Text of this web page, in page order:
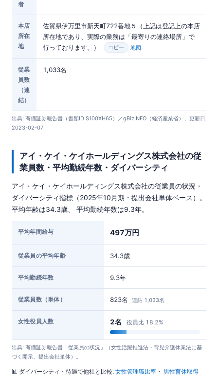
者
本店
所在
地
佐賀県伊万里市新天町722番地５（上記は登記上の本店
所在地であり、実際の業務は「最寄りの連絡場所」で
行っております。）
コピー 地図
従業
員数
（連
結）
1,033名
出典: 有価証券報告書（書類ID S100XH65）／gBizINFO（経済産業省）、更新日
2023-02-07
アイ・ケイ・ケイホールディングス株式会社の従
業員数・平均勤続年数・ダイバーシティ
アイ・ケイ・ケイホールディングス株式会社の従業員の状況・
ダイバーシティ指標（2025年10月期・提出会社単体ベース）。
平均年齢は34.3歳、 平均勤続年数は9.3年。
平均年間給与 497万円
従業員の平均年齢 34.3歳
平均勤続年数 9.3年
従業員数（単体） 823名 連結 1,033名
女性役員人数 2名 役員比 18.2%
出典: 有価証券報告書「従業員の状況」（女性活躍推進法・育児介護休業法に基
づく開示、提出会社単体）。
📊 ダイバーシティ・待遇で他社と比較: 女性管理職比率 ・ 男性育休取得